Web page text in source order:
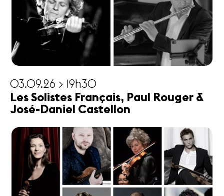
03.09.26 > 19h30
Les Solistes Français, Paul Rouger &
José-Daniel Castellon